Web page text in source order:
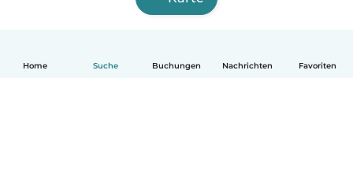
Home Suche Buchungen Nachrichten Favoriten